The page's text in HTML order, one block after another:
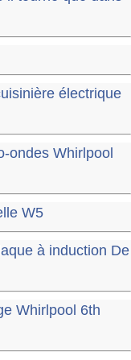
électrique
ondes Whirlpool
W5
à induction De
Whirlpool 6th